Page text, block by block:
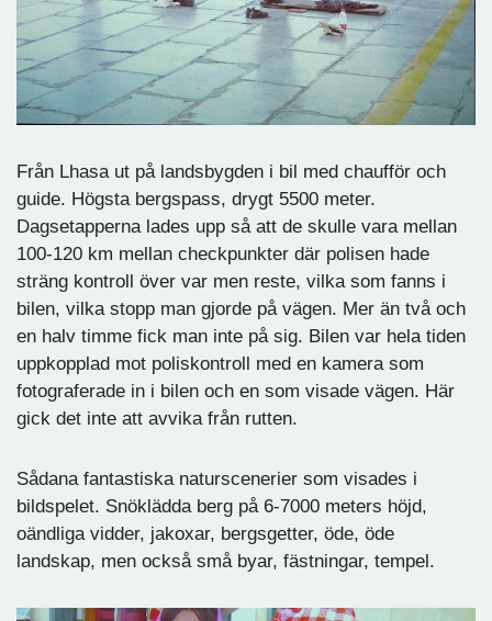
Från Lhasa ut på landsbygden i bil med chaufför och
guide. Högsta bergspass, drygt 5500 meter.
Dagsetapperna lades upp så att de skulle vara mellan
100-120 km mellan checkpunkter där polisen hade
sträng kontroll över var men reste, vilka som fanns i
bilen, vilka stopp man gjorde på vägen. Mer än två och
en halv timme fick man inte på sig. Bilen var hela tiden
uppkopplad mot poliskontroll med en kamera som
fotograferade in i bilen och en som visade vägen. Här
gick det inte att avvika från rutten.
Sådana fantastiska naturscenerier som visades i
bildspelet. Snöklädda berg på 6-7000 meters höjd,
oändliga vidder, jakoxar, bergsgetter, öde, öde
landskap, men också små byar, fästningar, tempel.